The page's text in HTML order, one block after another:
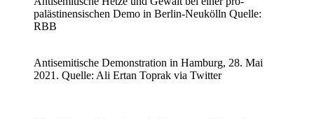
palästinensischen Demo in Berlin-Neukölln Quelle:
RBB
Antisemitische Demonstration in Hamburg, 28. Mai
2021. Quelle: Ali Ertan Toprak via Twitter